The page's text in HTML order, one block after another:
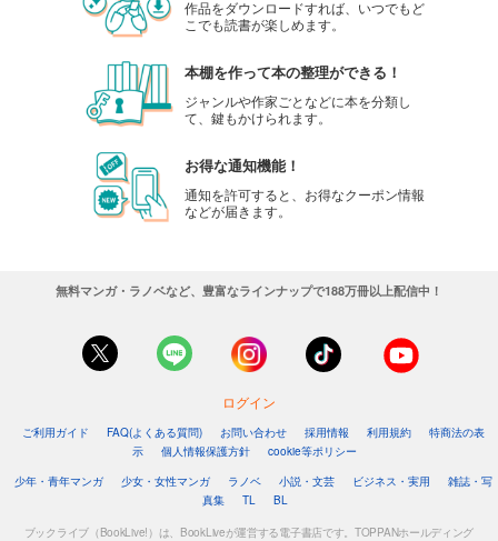
作品をダウンロードすれば、いつでもど
こでも読書が楽しめます。
本棚を作って本の整理ができる！
ジャンルや作家ごとなどに本を分類し
て、鍵もかけられます。
お得な通知機能！
通知を許可すると、お得なクーポン情報
などが届きます。
無料マンガ・ラノベなど、豊富なラインナップで188万冊以上配信中！
ログイン
ご利用ガイド FAQ(よくある質問) お問い合わせ 採用情報 利用規約
特商法の表
示
個人情報保護方針
cookie等ポリシー
少年・青年マンガ
少女・女性マンガ ラノベ 小説・文芸 ビジネス・実用
雑誌・写
真集
TL BL
ブックライブ（BookLive!）は、BookLiveが運営する電子書店です。TOPPANホールディング